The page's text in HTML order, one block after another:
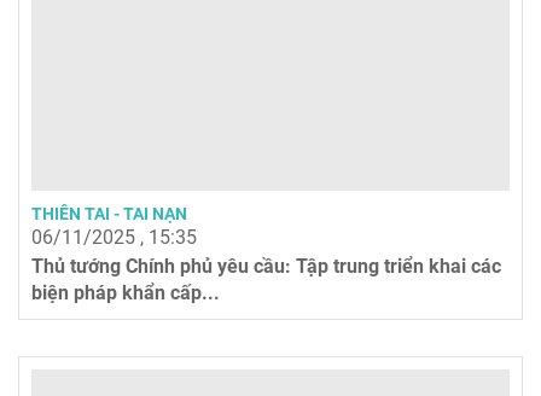
THIÊN TAI - TAI NẠN
06/11/2025 , 15:35
Thủ tướng Chính phủ yêu cầu: Tập trung triển khai các
biện pháp khẩn cấp...